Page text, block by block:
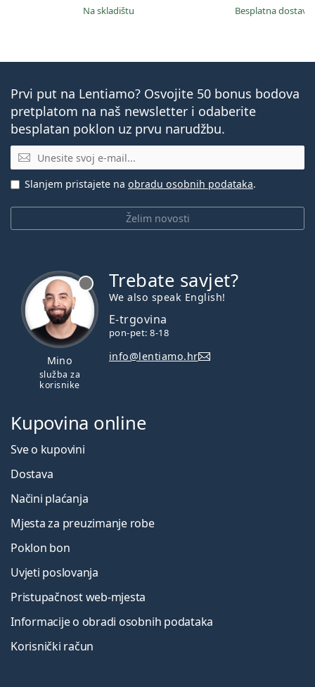
na skladištu Besplatna dostava
Prvi put na Lentiamo? Osvojite 50 bonus bodova
pretplatom na naš newsletter i odaberite
besplatan poklon uz prvu narudžbu.
E-mail
Želim novosti
Slanjem pristajete na obradu osobnih podataka.
Mino
služba za
korisnike
Trebate savjet?
We also speak English!
E-trgovina
pon-pet: 8-18
info@lentiamo.hr
Kupovina online
Sve o kupovini
Dostava
Načini plaćanja
Mjesta za preuzimanje robe
Poklon bon
Uvjeti poslovanja
Pristupačnost web-mjesta
Informacije o obradi osobnih podataka
Korisnički račun